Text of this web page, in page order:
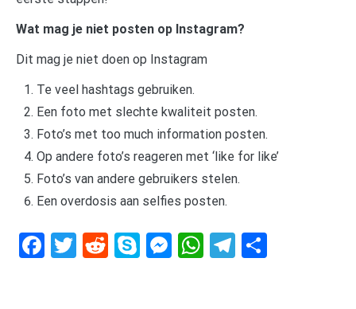
Wat mag je niet posten op Instagram?
Dit mag je niet doen op Instagram
Te veel hashtags gebruiken.
Een foto met slechte kwaliteit posten.
Foto’s met too much information posten.
Op andere foto’s reageren met ‘like for like’
Foto’s van andere gebruikers stelen.
Een overdosis aan selfies posten.
Facebook
Twitter
RedditSkypeMessenger
WhatsApp
Telegram